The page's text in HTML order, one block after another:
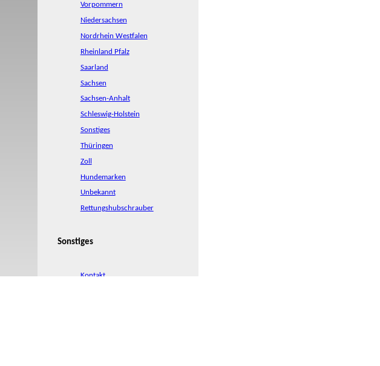
Vorpommern
Niedersachsen
Nordrhein Westfalen
Rheinland Pfalz
Saarland
Sachsen
Sachsen-Anhalt
Schleswig-Holstein
Sonstiges
Thüringen
Zoll
Hundemarken
Unbekannt
Rettungshubschrauber
Sonstiges
Kontakt